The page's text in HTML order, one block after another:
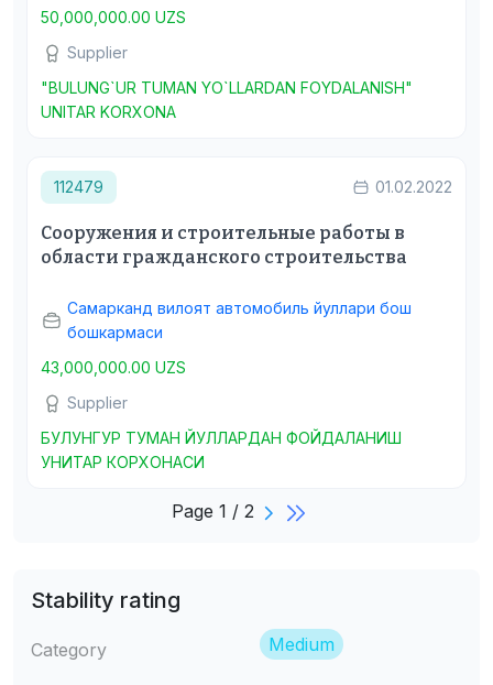
50,000,000.00 UZS
Supplier
"BULUNG`UR TUMAN YO`LLARDAN FOYDALANISH"
UNITAR KORXONA
112479 01.02.2022
Сооружения и строительные работы в
области гражданского строительства
Самарканд вилоят автомобиль йуллари бош
бошкармаси
43,000,000.00 UZS
Supplier
БУЛУНГУР ТУМАН ЙУЛЛАРДАН ФОЙДАЛАНИШ
УНИТАР КОРХОНАСИ
Page 1 / 2
Stability rating
Category Medium